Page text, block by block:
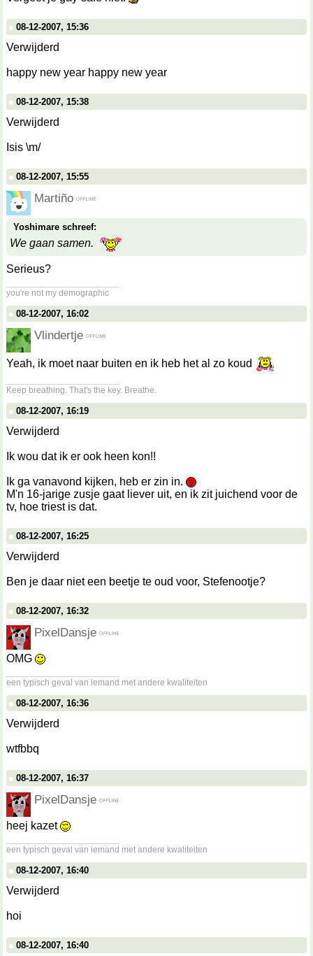
08-12-2007, 15:36
Verwijderd
happy new year happy new year
08-12-2007, 15:38
Verwijderd
Isis \m/
08-12-2007, 15:55
Martiño
Yoshimare schreef:
We gaan samen.
Serieus?
you're not my demographic
08-12-2007, 16:02
Vlindertje
Yeah, ik moet naar buiten en ik heb het al zo koud
Keep breathing. That's the key. Breathe.
08-12-2007, 16:19
Verwijderd
Ik wou dat ik er ook heen kon!!
Ik ga vanavond kijken, heb er zin in.
M'n 16-jarige zusje gaat liever uit, en ik zit juichend voor de
tv, hoe triest is dat.
08-12-2007, 16:25
Verwijderd
Ben je daar niet een beetje te oud voor, Stefenootje?
08-12-2007, 16:32
PixelDansje
OMG
een typisch geval van iemand met andere kwaliteiten
08-12-2007, 16:36
Verwijderd
wtfbbq
08-12-2007, 16:37
PixelDansje
heej kazet
een typisch geval van iemand met andere kwaliteiten
08-12-2007, 16:40
Verwijderd
hoi
08-12-2007, 16:40